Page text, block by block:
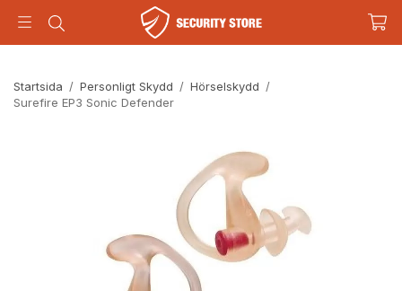
Startsida / Personligt Skydd / Hörselskydd /
Surefire EP3 Sonic Defender